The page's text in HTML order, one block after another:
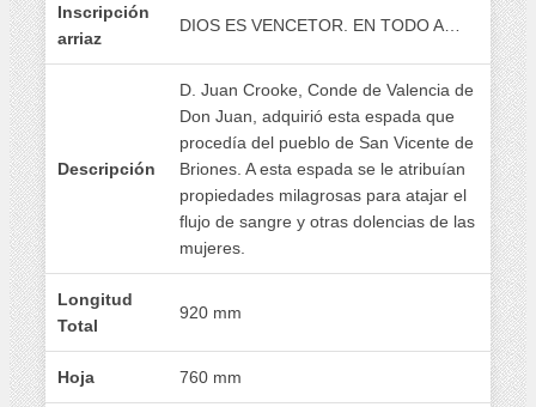
Inscripción
arriaz
DIOS ES VENCETOR. EN TODO A…
Descripción
D. Juan Crooke, Conde de Valencia de
Don Juan, adquirió esta espada que
procedía del pueblo de San Vicente de
Briones. A esta espada se le atribuían
propiedades milagrosas para atajar el
flujo de sangre y otras dolencias de las
mujeres.
Longitud
Total
920 mm
Hoja 760 mm